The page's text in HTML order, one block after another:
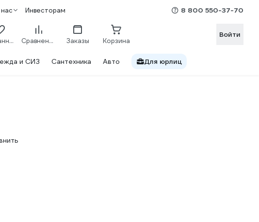
Инвесторам 8 800 550-37-70
Избранное Сравнение Заказы Корзина
Войти
и СИЗ Сантехника Авто Для юрлиц